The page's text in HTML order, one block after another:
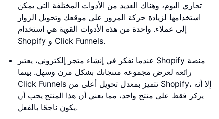
تجاري اليوم، وهناك العديد من الأدوات المختلفة التي يمكن
استخدامها لزيادة حركة المرور على موقعك وتحويل الزوار
إلى عملاء. واحدة من هذه الأدوات القوية هي استخدام
Shopify و Click Funnels.
عندما نفكر في إنشاء متجر إلكتروني، يعتبر Shopify منصة
رائعة لعرض مجموعة منتجاتك بشكل مرن وسهل. بينما
Click Funnels تتميز بمعدل تحويل أعلى من Shopify، إلا أنه
يركز فقط على منتج واحد، مما يعني أن هذا المنتج يجب أن
يكون ناجحًا بالفعل.